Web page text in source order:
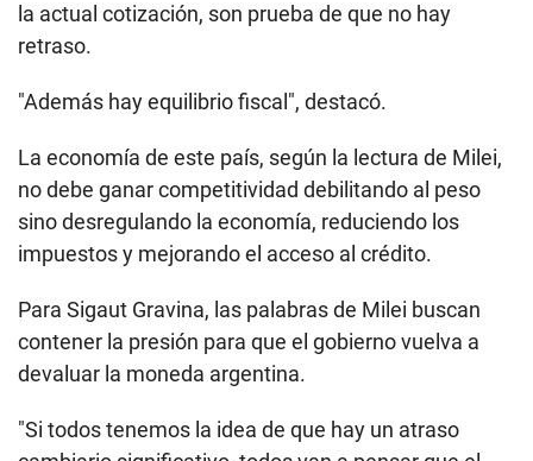
la actual cotización, son prueba de que no hay
retraso.
"Además hay equilibrio fiscal", destacó.
La economía de este país, según la lectura de Milei,
no debe ganar competitividad debilitando al peso
sino desregulando la economía, reduciendo los
impuestos y mejorando el acceso al crédito.
Para Sigaut Gravina, las palabras de Milei buscan
contener la presión para que el gobierno vuelva a
devaluar la moneda argentina.
"Si todos tenemos la idea de que hay un atraso